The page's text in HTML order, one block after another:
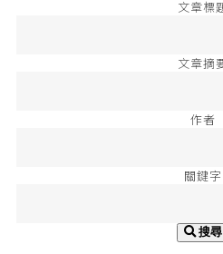
文章標
文章摘
作者
關鍵字
搜尋